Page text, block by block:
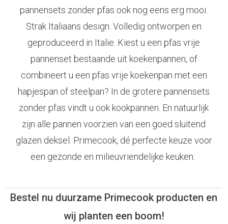
pannensets zonder pfas ook nog eens erg mooi.
Strak Italiaans design. Volledig ontworpen en
geproduceerd in Italie. Kiest u een pfas vrije
pannenset bestaande uit koekenpannen, of
combineert u een pfas vrije koekenpan met een
hapjespan of steelpan? In de grotere pannensets
zonder pfas vindt u ook kookpannen. En natuurlijk
zijn alle pannen voorzien van een goed sluitend
glazen deksel. Primecook, dé perfecte keuze voor
een gezonde en milieuvriendelijke keuken.
Bestel nu duurzame Primecook producten en
wij planten een boom!